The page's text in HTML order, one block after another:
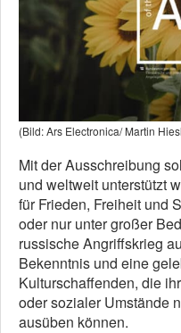
(Bild: Ars Electronica/ Martin
Mit der Ausschreibung
und weltweit unterstützt
für Frieden, Freiheit und
oder nur unter großer
russische Angriffskrieg
Bekenntnis und eine
Kulturschaffenden, die
oder sozialer Umstände
ausüben können.